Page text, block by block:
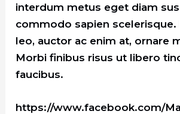
interdum metus eget diam
commodo sapien scelerisque.
leo, auctor ac enim at, ornare
Morbi finibus risus ut libero
faucibus.
https://www.facebook.com/